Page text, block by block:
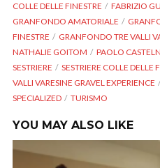
COLLE DELLE FINESTRE
FABRIZIO
GRANFONDO AMATORIALE
FINESTRE
GRANFONDO TRE VALLI
NATHALIE GOITOM
PAOLO
SESTRIERE
SESTRIERE COLLE DELLE
VALLI VARESINE GRAVEL EXPERIENCE
SPECIALIZED
TURISMO
YOU MAY ALSO LIKE